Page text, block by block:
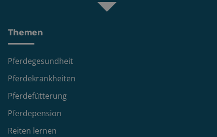
Themen
Pferdegesundheit
Pferdekrankheiten
Pferdefütterung
Pferdepension
Reiten lernen